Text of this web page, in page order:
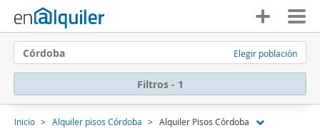
Córdoba Elegir población
Filtros - 1
Inicio Alquiler pisos Córdoba Alquiler Pisos Córdoba